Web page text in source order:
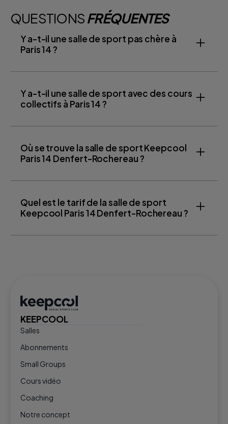
QUESTIONSFRÉQUENTES
Y a-t-il une salle de sport pas chère à
Paris 14 ?
Y a-t-il une salle de sport avec des cours
collectifs à Paris 14 ?
Où se trouve la salle de sport Keepcool
Paris 14 Denfert-Rochereau ?
Quel est le tarif de la salle de sport
Keepcool Paris 14 Denfert-Rochereau ?
KEEPCOOL
Salles
Abonnements
Small Groups
Cours vidéo
Coaching
Notre concept